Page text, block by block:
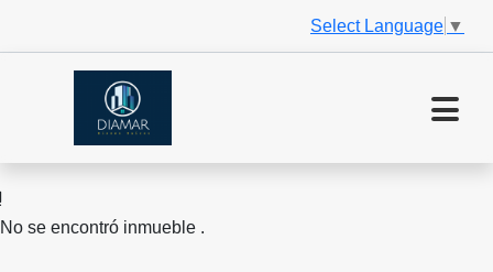
Select Language ▼
No se encontró inmueble .